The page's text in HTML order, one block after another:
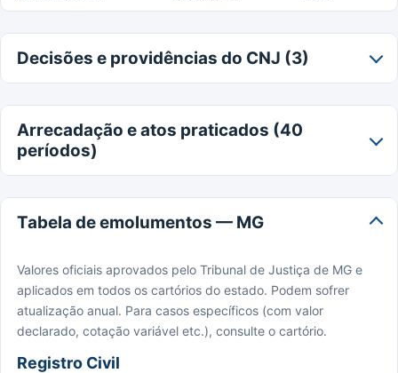
Decisões e providências do CNJ (3)
Arrecadação e atos praticados (40
períodos)
Tabela de emolumentos — MG
Valores oficiais aprovados pelo Tribunal de Justiça de MG e
aplicados em todos os cartórios do estado. Podem sofrer
atualização anual. Para casos específicos (com valor
declarado, cotação variável etc.), consulte o cartório.
Registro Civil